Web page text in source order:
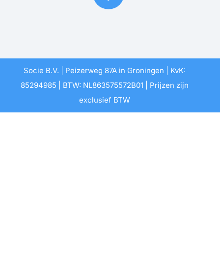
Socie B.V. | Peizerweg 87A in Groningen | KvK:
85294985 | BTW: NL863575572B01 | Prijzen zijn
exclusief BTW